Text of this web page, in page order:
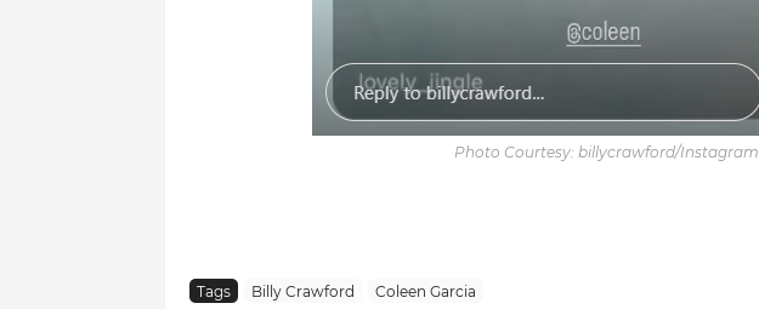
Photo Courtesy: billycrawford/Instagram
Tags Billy Crawford Coleen Garcia